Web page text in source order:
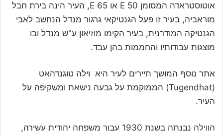
אוטוסטראדה המסומן 50 E או 65 E, העיר הינה בירת חבל
מוראביה, בעיר זו פעל הגנטיקאי גרגור מנדל הנחשב לאבי
הגנטיקה המודרנית, בעיר הקימו מוזיאון ע"ש מנדל ובו
מוצגות עבודותיו והחממות בהן עבד.
אתר נוסף המושך תיירים לעיר היא וילה טוגנדהאט
(Tugendhat) הממוקמת על גבעה נישאת ומשקיפה על
העיר.
הווילה נבנתה בשנת 1930 עבור משפחה יהודית עשירה,